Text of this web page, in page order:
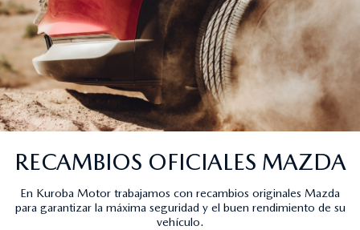
RECAMBIOS OFICIALES MAZDA
En Kuroba Motor trabajamos con recambios originales Mazda
para garantizar la máxima seguridad y el buen rendimiento de su
vehículo.